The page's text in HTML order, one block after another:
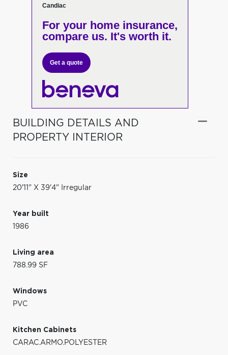
Candiac
For your home insurance,
compare us. It's worth it.
Get a quote
BUILDING DETAILS AND
PROPERTY INTERIOR
Size
20'11" X 39'4" Irregular
Year built
1986
Living area
788.99 SF
Windows
PVC
Kitchen Cabinets
CARAC.ARMO.POLYESTER